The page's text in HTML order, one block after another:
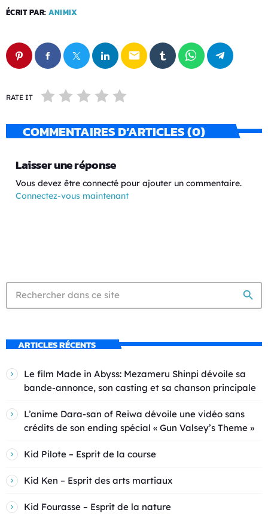
ÉCRIT PAR: ANIMIX
email
RATE IT
COMMENTAIRES D’ARTICLES (0)
Laisser une réponse
Vous devez être connecté pour ajouter un commentaire.
Connectez-vous maintenant
search
ARTICLES RÉCENTS
Le film Made in Abyss: Mezameru Shinpi dévoile sa
bande-annonce, son casting et sa chanson principale
L’anime Dara-san of Reiwa dévoile une vidéo sans
crédits de son ending spécial « Gun Valsey’s Theme »
Kid Pilote – Esprit de la course
Kid Ken – Esprit des arts martiaux
Kid Fourasse – Esprit de la nature